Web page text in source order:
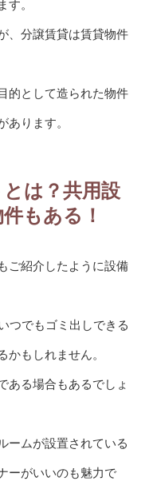
す。
、分譲賃貸は賃貸物件
的として造られた物件
あります。
は？共用設
もある！
ご紹介したように設備
つでもゴミ出しできる
かもしれません。
ある場合もあるでしょ
ームが設置されている
ーがいいのも魅力で